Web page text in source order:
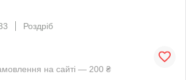
Роздріб
на сайті — 200 ₴